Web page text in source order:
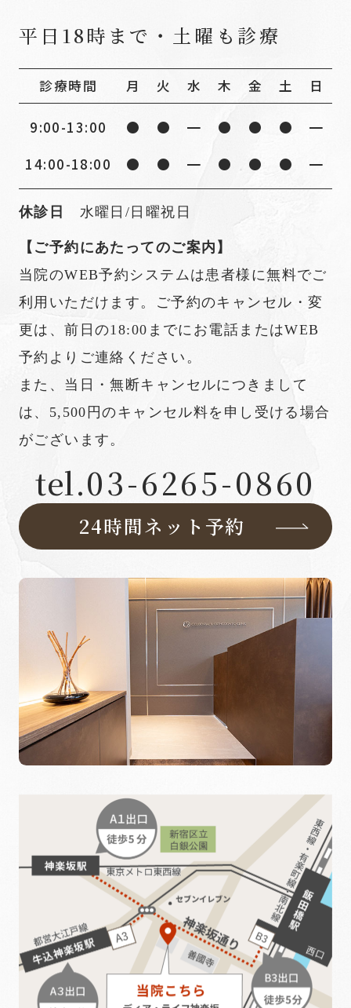
平⽇18時まで・土曜も診療
診療時間 月 火 水 木 金 土 日
9:00-13:00 ● ● ━ ● ● ●
━
14:00-18:00
● ● ━ ● ● ● ━
休診日 水曜日/日曜祝日
【ご予約にあたってのご案内】
当院のWEB予約システムは患者様に無料でご
利用いただけます。ご予約のキャンセル・変
更は、前日の18:00までにお電話またはWEB
予約よりご連絡ください。
また、当日・無断キャンセルにつきまして
は、5,500円のキャンセル料を申し受ける場合
がございます。
tel.03-6265-0860
24時間ネット予約